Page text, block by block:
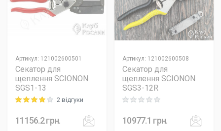
Артикул: 121002600501
Секатор для
щеплення SCIONON
SGS1-13
Rating: 4 out of 52 відгуки
11156.2грн.
Артикул: 121002600508
Секатор для
щеплення SCIONON
SGS3-12R
Rating: 0 out of 5
10977.1 грн.